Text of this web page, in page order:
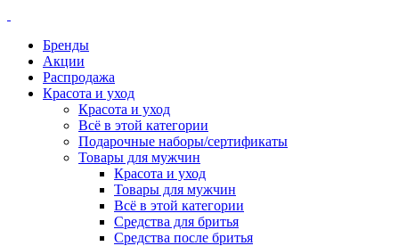
Бренды
Акции
Распродажа
Красота и уход
Красота и уход
Всё в этой категории
Подарочные наборы/сертификаты
Товары для мужчин
Красота и уход
Товары для мужчин
Всё в этой категории
Средства для бритья
Средства после бритья